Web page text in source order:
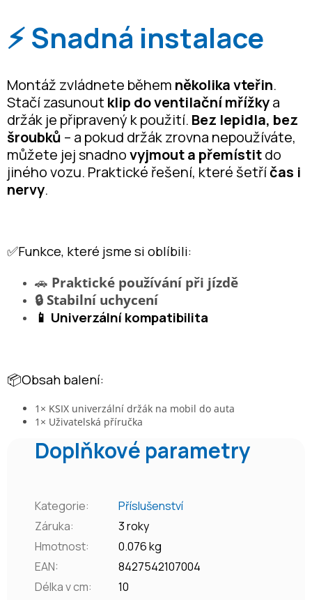
⚡ Snadná instalace
Montáž zvládnete během několika vteřin.
Stačí zasunout klip do ventilační mřížkya
držák je připravený k použití. Bez lepidla, bez
šroubků – a pokud držák zrovna nepoužíváte,
můžete jej snadnovyjmout a přemístitdo
jiného vozu. Praktické řešení, které šetříčas i
nervy.
✅Funkce, které jsme si oblíbili:
🚗 Praktické používání při jízdě
🔒 Stabilní uchycení
📱 Univerzální kompatibilita
📦Obsah balení:
1× KSIX univerzální držák na mobil do auta
1× Uživatelská příručka
Doplňkové parametry
Kategorie:
Příslušenství
Záruka:
3 roky
Hmotnost:
0.076 kg
EAN:
8427542107004
Délka v cm:
10